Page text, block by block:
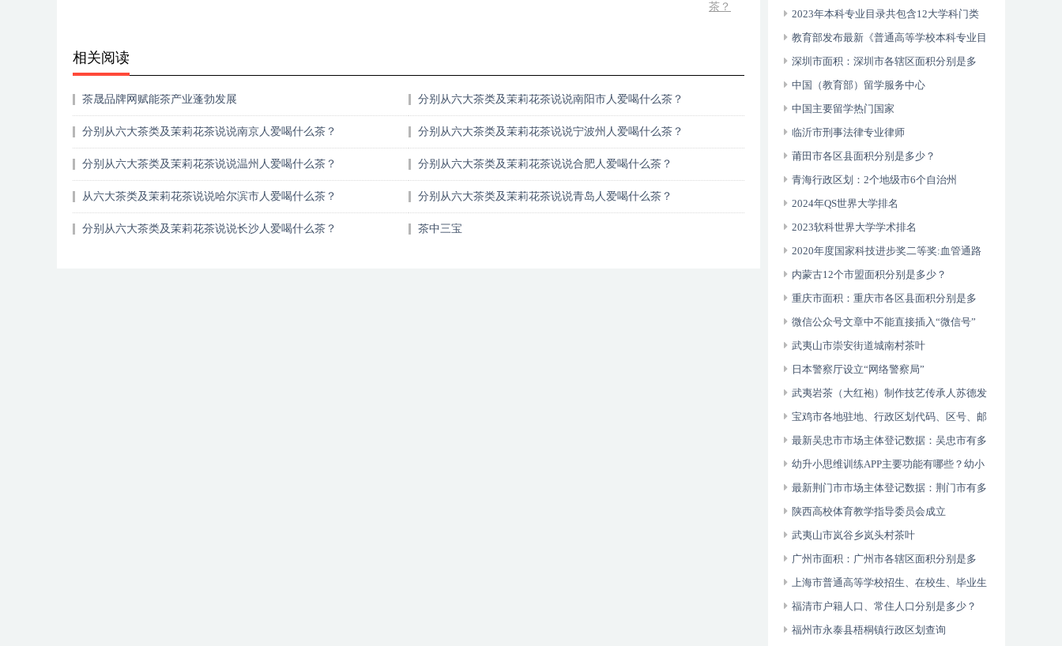
茶？
相关阅读
茶晟品牌网赋能茶产业蓬勃发展 分别从六大茶类及茉莉花茶说说南阳市人爱喝什么茶？
分别从六大茶类及茉莉花茶说说南京人爱喝什么茶？ 分别从六大茶类及茉莉花茶说说宁波州人爱喝什么茶？
分别从六大茶类及茉莉花茶说说温州人爱喝什么茶？ 分别从六大茶类及茉莉花茶说说合肥人爱喝什么茶？
从六大茶类及茉莉花茶说说哈尔滨市人爱喝什么茶？ 分别从六大茶类及茉莉花茶说说青岛人爱喝什么茶？
分别从六大茶类及茉莉花茶说说长沙人爱喝什么茶？ 茶中三宝
2023年本科专业目录共包含12大学科门类
93个专业类792种专业
教育部发布最新《普通高等学校本科专业目
录》
深圳市面积：深圳市各辖区面积分别是多
少？
中国（教育部）留学服务中心
中国主要留学热门国家
临沂市刑事法律专业律师
莆田市各区县面积分别是多少？
青海行政区划：2个地级市6个自治州
2024年QS世界大学排名
2023软科世界大学学术排名
2020年度国家科技进步奖二等奖:血管通路
数字诊疗关键技术体系建立及其临床应用
内蒙古12个市盟面积分别是多少？
重庆市面积：重庆市各区县面积分别是多
少？
微信公众号文章中不能直接插入“微信号”
武夷山市崇安街道城南村茶叶
日本警察厅设立“网络警察局”
武夷岩茶（大红袍）制作技艺传承人苏德发
宝鸡市各地驻地、行政区划代码、区号、邮
编、面积、人口
最新吴忠市市场主体登记数据：吴忠市有多
少市场主体？
幼升小思维训练APP主要功能有哪些？幼小
衔接数学逻辑思维游戏
最新荆门市市场主体登记数据：荆门市有多
少市场主体？
陕西高校体育教学指导委员会成立
武夷山市岚谷乡岚头村茶叶
广州市面积：广州市各辖区面积分别是多
少？
上海市普通高等学校招生、在校生、毕业生
人数？
福清市户籍人口、常住人口分别是多少？
福州市永泰县梧桐镇行政区划查询